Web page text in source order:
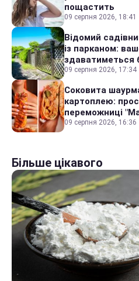
пощастить
09 серпня 2026, 18:41
Відомий
із парканом:
здаватиметься
09 серпня 2026, 17:34
Соковита
картоплею:
переможниці
09 серпня 2026, 16:36
Більше цікавого